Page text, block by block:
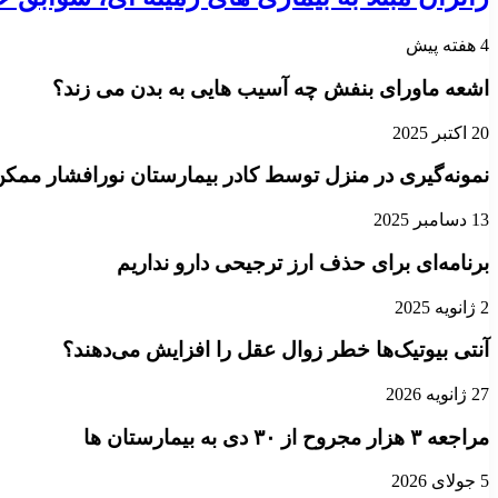
4 هفته پیش
اشعه ماورای بنفش چه آسیب هایی به بدن می زند؟
20 اکتبر 2025
نمونه‌گیری در منزل توسط کادر بیمارستان نورافشار
13 دسامبر 2025
برنامه‌ای برای حذف ارز ترجیحی دارو نداریم
2 ژانویه 2025
آنتی بیوتیک‌ها خطر زوال عقل را افزایش می‌دهند؟
27 ژانویه 2026
مراجعه ۳ هزار مجروح از ۳۰ دی به بیمارستان ها
5 جولای 2026